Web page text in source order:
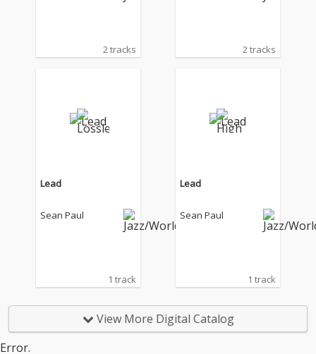
2 tracks 2 tracks
Lead
Sean Paul
1 track
Lead
Sean Paul
1 track
View More Digital Catalog
Error.